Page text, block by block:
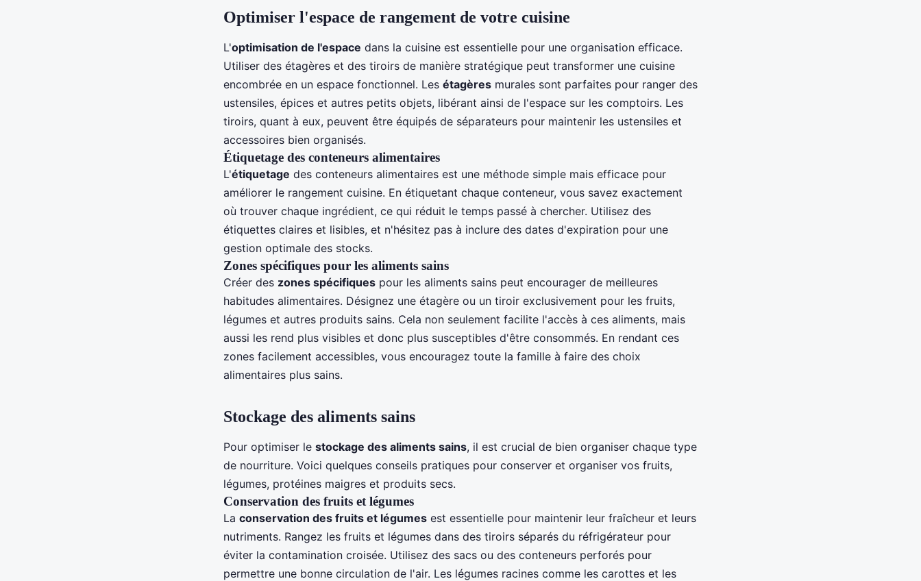
Optimiser l'espace de rangement de votre cuisine
L'optimisation de l'espace dans la cuisine est essentielle pour une organisation efficace.
Utiliser des étagères et des tiroirs de manière stratégique peut transformer une cuisine
encombrée en un espace fonctionnel. Les étagères murales sont parfaites pour ranger des
ustensiles, épices et autres petits objets, libérant ainsi de l'espace sur les comptoirs. Les
tiroirs, quant à eux, peuvent être équipés de séparateurs pour maintenir les ustensiles et
accessoires bien organisés.
Étiquetage des conteneurs alimentaires
L'étiquetage des conteneurs alimentaires est une méthode simple mais efficace pour
améliorer le rangement cuisine. En étiquetant chaque conteneur, vous savez exactement
où trouver chaque ingrédient, ce qui réduit le temps passé à chercher. Utilisez des
étiquettes claires et lisibles, et n'hésitez pas à inclure des dates d'expiration pour une
gestion optimale des stocks.
Zones spécifiques pour les aliments sains
Créer des zones spécifiques pour les aliments sains peut encourager de meilleures
habitudes alimentaires. Désignez une étagère ou un tiroir exclusivement pour les fruits,
légumes et autres produits sains. Cela non seulement facilite l'accès à ces aliments, mais
aussi les rend plus visibles et donc plus susceptibles d'être consommés. En rendant ces
zones facilement accessibles, vous encouragez toute la famille à faire des choix
alimentaires plus sains.
Stockage des aliments sains
Pour optimiser le stockage des aliments sains, il est crucial de bien organiser chaque type
de nourriture. Voici quelques conseils pratiques pour conserver et organiser vos fruits,
légumes, protéines maigres et produits secs.
Conservation des fruits et légumes
La conservation des fruits et légumes est essentielle pour maintenir leur fraîcheur et leurs
nutriments. Rangez les fruits et légumes dans des tiroirs séparés du réfrigérateur pour
éviter la contamination croisée. Utilisez des sacs ou des conteneurs perforés pour
permettre une bonne circulation de l'air. Les légumes racines comme les carottes et les